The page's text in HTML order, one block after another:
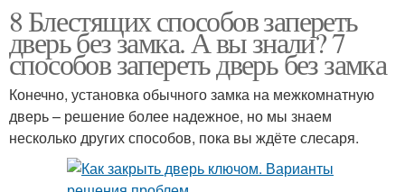
8 Блестящих способов запереть
дверь без замка. А вы знали? 7
способов запереть дверь без замка
Конечно, установка обычного замка на межкомнатную
дверь – решение более надежное, но мы знаем
несколько других способов, пока вы ждёте слесаря.